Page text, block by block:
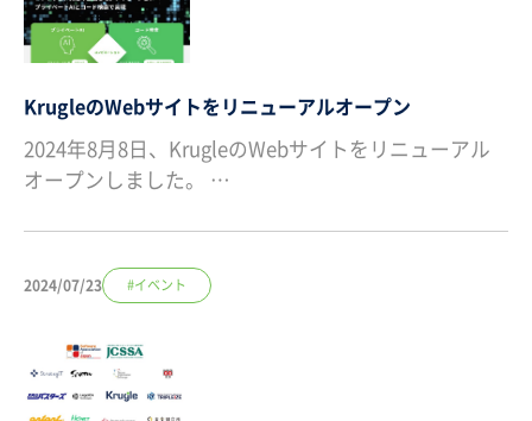
KrugleのWebサイトをリニューアルオープン
2024年8月8日、KrugleのWebサイトをリニューアル
オープンしました。 …
2024/07/23 #イベント